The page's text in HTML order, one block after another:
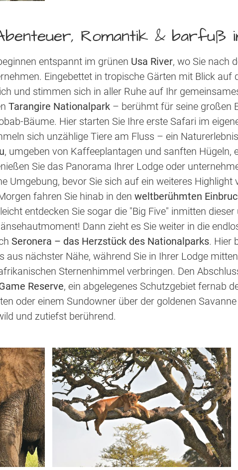
Romantik & barfuß
entspannt im grünen Usa River, wo Sie nach
Eingebettet in tropische Gärten mit Blick auf
und stimmen sich in aller Ruhe auf Ihr
Tarangire Nationalpark – berühmt für seine großen
Bäume. Hier starten Sie Ihre erste Safari im
sich unzählige Tiere am Fluss – ein
, umgeben von Kaffeeplantagen und sanften Hügeln,
Sie das Panorama Ihrer Lodge oder
Umgebung, bevor Sie sich auf ein weiteres Highlight
fahren Sie hinab in den weltberühmten
entdecken Sie sogar die "Big Five" inmitten
Dann zieht es Sie weiter in die
Seronera – das Herzstück des Nationalparks. Hier
aus nächster Nähe, während Sie in Ihrer Lodge
Sternenhimmel verbringen. Den
Reserve, ein abgelegenes Schutzgebiet fernab
oder einem Sundowner über der goldenen
und zutiefst berührend.